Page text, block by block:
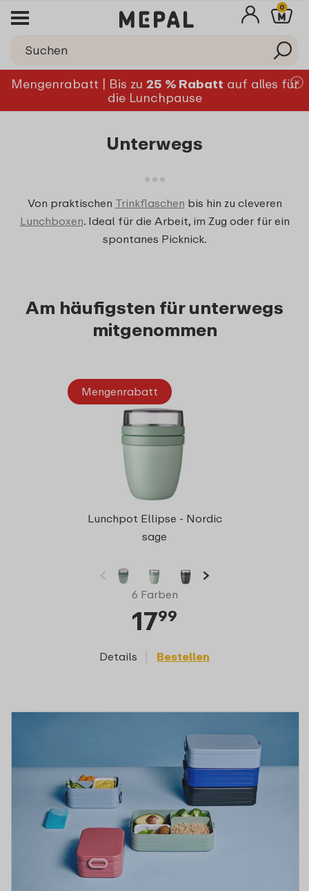
0
Mengenrabatt | Bis zu 25 % Rabatt auf alles für
die Lunchpause
Unterwegs
Von praktischen Trinkflaschen bis hin zu cleveren
Lunchboxen. Ideal für die Arbeit, im Zug oder für ein
spontanes Picknick.
Am häufigsten für unterwegs
mitgenommen
Mengenrabatt
Lunchpot Ellipse - Nordic
sage
6 Farben
1799
Details Bestellen